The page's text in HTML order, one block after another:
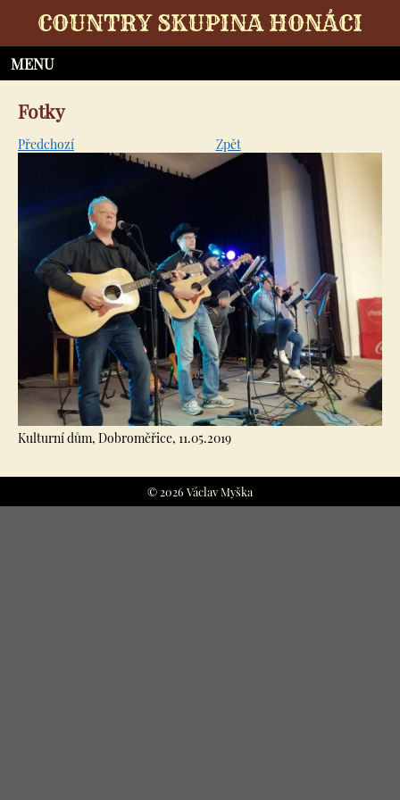
COUNTRY SKUPINA HONÁCI
Fotky
Předchozí Zpět
Kulturní dům, Dobroměřice, 11.05.2019
© 2026 Václav Myška